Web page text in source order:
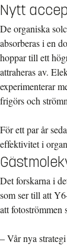
Nytt
De organiska
absorberas i en
hoppar till ett
attraheras av.
experimenterar
frigörs och
För ett par år
effektivitet i
Det forskarna i
som ser till att
att fotoströmmen
– Vår nya